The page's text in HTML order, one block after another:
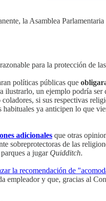
la Asamblea
para la protección de
políticas públicas que
ilustrarlo, un ejemplo podría ser
si sus respectivas
ya anticipen lo que
adicionales que otras
de las
a jugar Quidditch.
la recomendación de
empleador y que, gracias al